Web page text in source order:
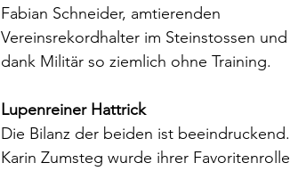
Fabian Schneider, amtierenden
Vereinsrekordhalter im Steinstossen und
dank Militär so ziemlich ohne Training.
Lupenreiner Hattrick
Die Bilanz der beiden ist beeindruckend.
Karin Zumsteg wurde ihrer Favoritenrolle